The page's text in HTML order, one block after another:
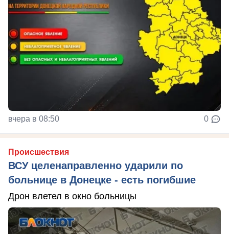
вчера в 08:50 0
Происшествия
ВСУ целенаправленно ударили по
больнице в Донецке - есть погибшие
Дрон влетел в окно больницы